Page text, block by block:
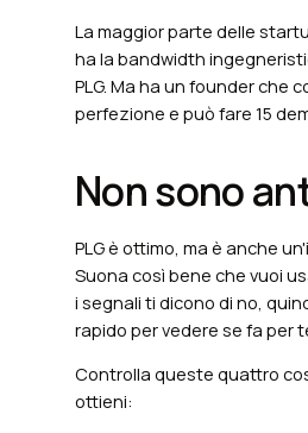
La maggior parte delle
ha la bandwidth
PLG. Ma ha un founder che
perfezione e può fare 15
Non sono
PLG è ottimo, ma è anche
Suona così bene che vuoi
i segnali ti dicono di no,
rapido per vedere se fa per
Controlla queste quattro
ottieni: